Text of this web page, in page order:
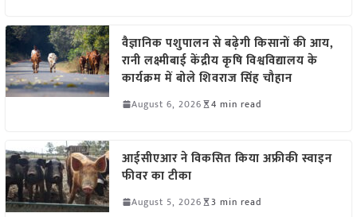
वैज्ञानिक पशुपालन से बढ़ेगी किसानों की आय,
रानी लक्ष्मीबाई केंद्रीय कृषि विश्वविद्यालय के
कार्यक्रम में बोले शिवराज सिंह चौहान
August 6, 2026 4 min read
आईसीएआर ने विकसित किया अफ्रीकी स्वाइन
फीवर का टीका
August 5, 2026 3 min read